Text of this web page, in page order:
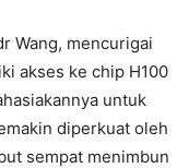
Wang, mencurigai
akses ke chip H100
untuk
diperkuat oleh
sempat menimbun